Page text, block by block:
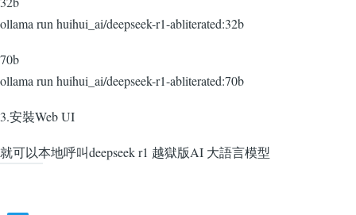
ollama run huihui_ai/deepseek-r1-abliterated:32b
70b
ollama run huihui_ai/deepseek-r1-abliterated:70b
3.安裝Web UI
就可以本地呼叫deepseek r1 越獄版AI 大語言模型